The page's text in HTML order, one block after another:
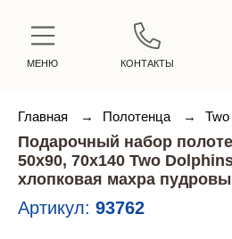
МЕНЮ КОНТАКТЫ
Главная → Полотенца →
Подарочный набор
50х90, 70х140 Two
хлопковая махра
Артикул: 93762